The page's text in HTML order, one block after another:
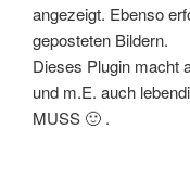
angezeigt. Ebenso
geposteten Bildern.
Dieses Plugin macht
und m.E. auch
MUSS 🙂 .